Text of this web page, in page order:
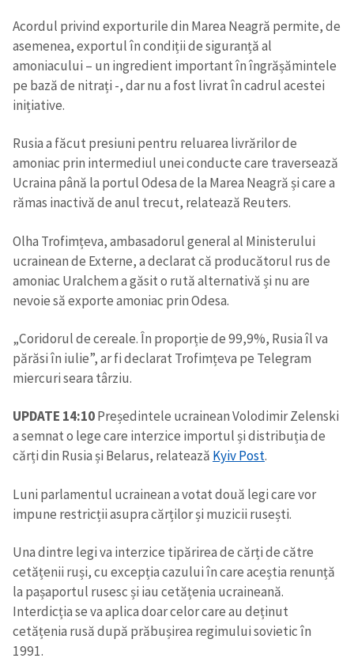
Acordul privind exporturile din Marea Neagră permite, de
asemenea, exportul în condiții de siguranță al
amoniacului – un ingredient important în îngrășămintele
pe bază de nitrați -, dar nu a fost livrat în cadrul acestei
inițiative.
Rusia a făcut presiuni pentru reluarea livrărilor de
amoniac prin intermediul unei conducte care traversează
Ucraina până la portul Odesa de la Marea Neagră și care a
rămas inactivă de anul trecut, relatează Reuters.
Olha Trofimțeva, ambasadorul general al Ministerului
ucrainean de Externe, a declarat că producătorul rus de
amoniac Uralchem a găsit o rută alternativă și nu are
nevoie să exporte amoniac prin Odesa.
„Coridorul de cereale. În proporție de 99,9%, Rusia îl va
părăsi în iulie”, ar fi declarat Trofimțeva pe Telegram
miercuri seara târziu.
UPDATE 14:10Președintele ucrainean Volodimir Zelenski
a semnat o lege care interzice importul și distribuția de
cărți din Rusia și Belarus, relatează Kyiv Post.
Luni parlamentul ucrainean a votat două legi care vor
impune restricții asupra cărților și muzicii rusești.
Una dintre legi va interzice tipărirea de cărți de către
cetățenii ruși, cu excepția cazului în care aceștia renunță
la pașaportul rusesc și iau cetățenia ucraineană.
Interdicția se va aplica doar celor care au deținut
cetățenia rusă după prăbușirea regimului sovietic în
1991.